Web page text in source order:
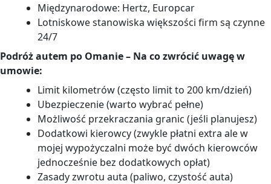
Międzynarodowe: Hertz, Europcar
Lotniskowe stanowiska większości firm są czynne
24/7
Podróż autem po Omanie – Na co zwrócić uwagę w
umowie:
Limit kilometrów (często limit to 200 km/dzień)
Ubezpieczenie (warto wybrać pełne)
Możliwość przekraczania granic (jeśli planujesz)
Dodatkowi kierowcy (zwykle płatni extra ale w
mojej wypożyczalni może być dwóch kierowców
jednocześnie bez dodatkowych opłat)
Zasady zwrotu auta (paliwo, czystość auta)